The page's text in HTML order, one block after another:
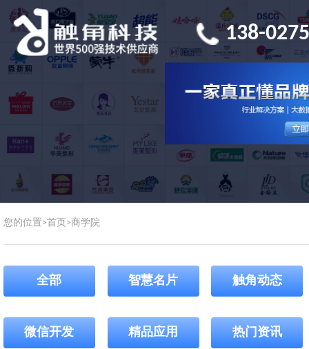
138-
您的位置>首页 >商学院
全部 智慧名片 触角动态
微信开发 精品应用 热门资讯